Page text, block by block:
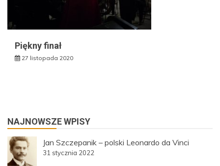
Piękny finał
27 listopada 2020
NAJNOWSZE WPISY
Jan Szczepanik – polski Leonardo da Vinci
31 stycznia 2022